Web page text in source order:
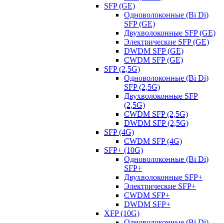
SFP (GE)
Одноволоконные (Bi Di)
SFP (GE)
Двухволоконные SFP (GE)
Электрические SFP (GE)
DWDM SFP (GE)
CWDM SFP (GE)
SFP (2,5G)
Одноволоконные (Bi Di)
SFP (2,5G)
Двухволоконные SFP
(2,5G)
CWDM SFP (2,5G)
DWDM SFP (2,5G)
SFP (4G)
CWDM SFP (4G)
SFP+ (10G)
Одноволоконные (Bi Di)
SFP+
Двухволоконные SFP+
Электрические SFP+
CWDM SFP+
DWDM SFP+
XFP (10G)